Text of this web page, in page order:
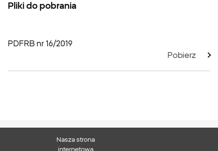
Pliki do pobrania
PDFRB nr 16/2019
Pobierz
Nasza strona
internetowa